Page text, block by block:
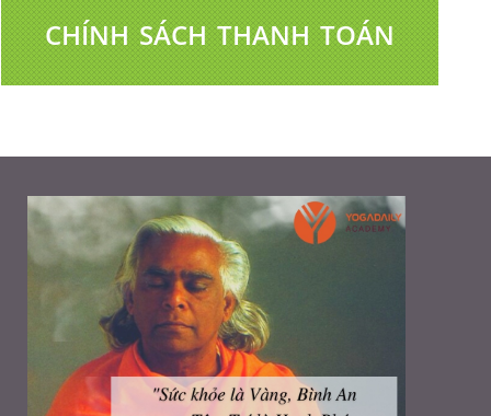
CHÍNH SÁCH THANH TOÁN